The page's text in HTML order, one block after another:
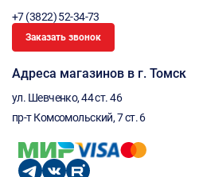
+7 (3822) 52-34-73
Заказать звонок
Адреса магазинов в г. Томск
ул. Шевченко, 44 ст. 46
пр-т Комсомольский, 7 ст. 6